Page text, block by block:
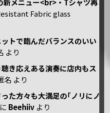
新メニュー<br>・Tシャツ再
Fabric glass
トで臨んだバランスのいい
より
き応えある演奏に店内もス
名 より
た方々も大満足の｢ノリにノ
に Beehiiv より